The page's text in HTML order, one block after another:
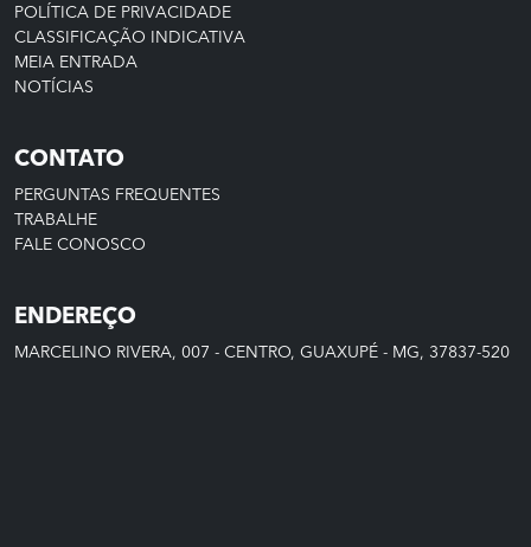
POLÍTICA DE PRIVACIDADE
CLASSIFICAÇÃO INDICATIVA
MEIA ENTRADA
NOTÍCIAS
CONTATO
PERGUNTAS FREQUENTES
TRABALHE
FALE CONOSCO
ENDEREÇO
MARCELINO RIVERA, 007 - CENTRO, GUAXUPÉ - MG, 37837-520